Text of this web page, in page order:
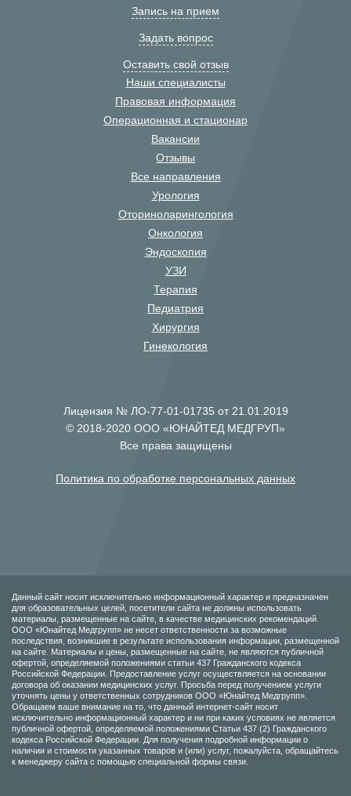
Запись на прием
Задать вопрос
Оставить свой отзыв
Наши специалисты
Правовая информация
Операционная и стационар
Вакансии
Отзывы
Все направления
Урология
Оториноларингология
Онкология
Эндоскопия
УЗИ
Терапия
Педиатрия
Хирургия
Гинекология
Лицензия № ЛО-77-01-01735 от 21.01.2019
© 2018-2020 ООО «ЮНАЙТЕД МЕДГРУП»
Все права защищены
Политика по обработке персональных данных
Данный сайт носит исключительно информационный характер и предназначен
для образовательных целей, посетители сайта не должны использовать
материалы, размещенные на сайте, в качестве медицинских рекомендаций.
ООО «Юнайтед Медгрупп» не несет ответственности за возможные
последствия, возникшие в результате использования информации, размещенной
на сайте. Материалы и цены, размещенные на сайте, не являются публичной
офертой, определяемой положениями статьи 437 Гражданского кодекса
Российской Федерации. Предоставление услуг осуществляется на основании
договора об оказании медицинских услуг. Просьба перед получением услуги
уточнять цены у ответственных сотрудников ООО «Юнайтед Медгрупп».
Обращаем ваше внимание на то, что данный интернет-сайт носит
исключительно информационный характер и ни при каких условиях не является
публичной офертой, определяемой положениями Статьи 437 (2) Гражданского
кодекса Российской Федерации. Для получения подробной информации о
наличии и стоимости указанных товаров и (или) услуг, пожалуйста, обращайтесь
к менеджеру сайта с помощью специальной формы связи.